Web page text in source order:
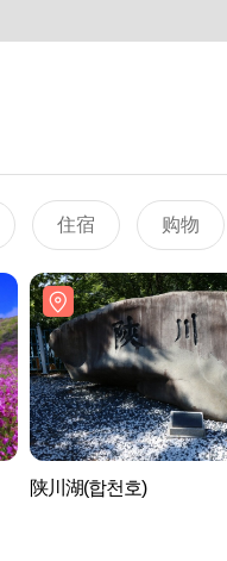
住宿 购物
陕川湖(합천호)